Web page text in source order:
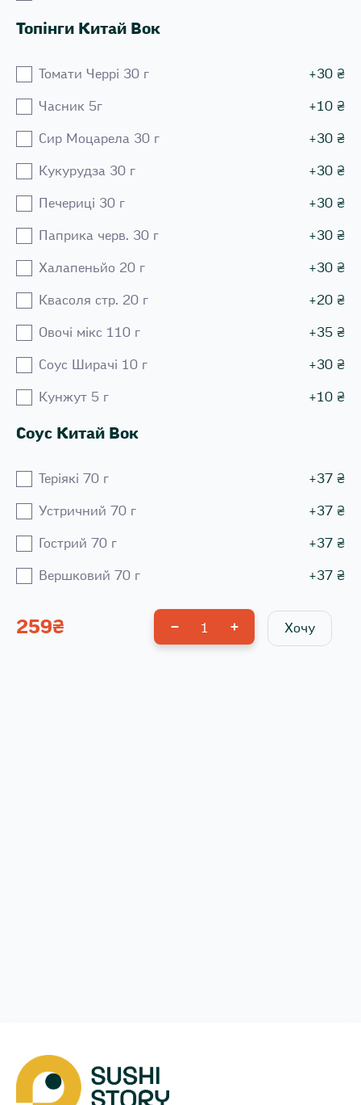
Топінги Китай Вок
Томати Черрі 30 г +30 ₴
Часник 5г +10 ₴
Сир Моцарела 30 г +30 ₴
Кукурудза 30 г +30 ₴
Печериці 30 г +30 ₴
Паприка черв. 30 г +30 ₴
Халапеньйо 20 г +30 ₴
Квасоля стр. 20 г +20 ₴
Овочі мікс 110 г +35 ₴
Соус Ширачі 10 г +30 ₴
Кунжут 5 г +10 ₴
Соус Китай Вок
Теріякі 70 г +37 ₴
Устричний 70 г +37 ₴
Гострий 70 г +37 ₴
Вершковий 70 г +37 ₴
259₴ 1 Хочу